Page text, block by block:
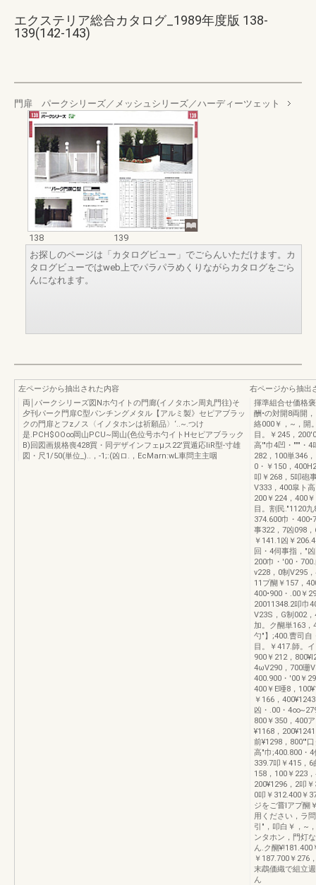
エクステリア総合カタログ_1989年度版 138-
139(142-143)
門扉 パークシリーズ／メッシュシリーズ／ハーディーツェット
138
139
お探しのページは「カタログビュー」でごらんいただけます。カ
タログビューではweb上でパラパラめくりながらカタログをごら
んになれます。
左ページから抽出された内容
両￨パークシリーズ図Nホ勺イトの門廊(イノタホン周丸門往)そ
夕刊パーク門扉C型パンチングメタル【アルミ製》セピアブラッ
クの門扉とフzノス〈イノタホンは祈願品〉‘..~.つけ
是.PCH$OO∞岡山PCU~岡山(色位号ホ勺イトHセピアブラック
B)回図画規格喪428買・同デザインフェμス22'買遁応IiR型-寸雄
図・尺1/50(単位_)..，-1;:(凶ロ.，EcMarn:wL車問主主咽
右ページから抽出
揮準組合せ価格
酬•の対開8両開
絡000￥，~，開
目。￥245，
高'"巾4凹・"""・4
282，100単346
0・￥150，
叩￥268，5叩砲
V333，400皐ト
200￥224，400
目。割民."1120
374.600巾・
事322，7凶098
￥141.1凶￥
回・4伺事指，"
200巾・'00・
v228，0制V295
11プ醐￥157，
400•900・.00￥
20011348.2叩巾
V23S，G制002
加。ク醐単163，
勺"】;400.曹司自
目。￥417.師。
900￥212，
4ωV290，700珊
400.900・'00￥
400￥E唖8，
￥166，
凶・.00・
800￥350，400
¥1168，
前¥1298，800'"
高"巾;400.800・
339.7叩￥415，
158，100￥223
200¥1296，2叩
0叩￥312.400￥
ジをご嘗lアプ醐
用ください，ラ
引"，叩白￥，~
ンタホン，門灯
ん.ク醐
￥187.700￥276
末鵡価織で組立
ん